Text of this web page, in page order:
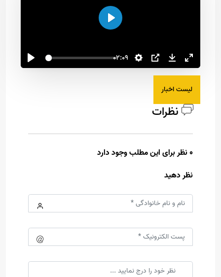
02:09
اجرا
لیست اخبار
نظرات
0 نظر برای این مطلب وجود دارد
نظر دهید